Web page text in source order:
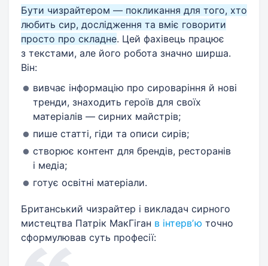
Бути чизрайтером — покликання для того, хто
любить сир, дослідження та вміє говорити
просто про складне. Цей фахівець працює
з текстами, але його робота значно ширша.
Він:
вивчає інформацію про сироваріння й нові
тренди, знаходить героїв для своїх
матеріалів — сирних майстрів;
пише статті, гіди та описи сирів;
створює контент для брендів, ресторанів
і медіа;
готує освітні матеріали.
Британський чизрайтер і викладач сирного
мистецтва Патрік МакГіган в інтервʼю точно
сформулював суть професії: